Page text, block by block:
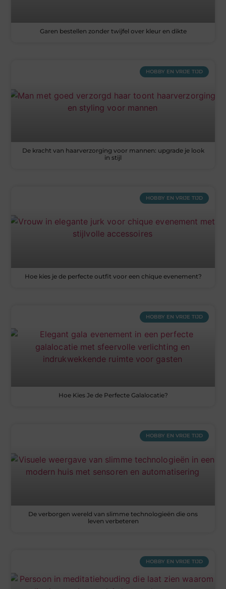
Garen bestellen zonder twijfel over kleur en dikte
HOBBY EN VRIJE TIJD
De kracht van haarverzorging voor mannen: upgrade je look
in stijl
HOBBY EN VRIJE TIJD
Hoe kies je de perfecte outfit voor een chique evenement?
HOBBY EN VRIJE TIJD
Hoe Kies Je de Perfecte Galalocatie?
HOBBY EN VRIJE TIJD
De verborgen wereld van slimme technologieën die ons
leven verbeteren
HOBBY EN VRIJE TIJD